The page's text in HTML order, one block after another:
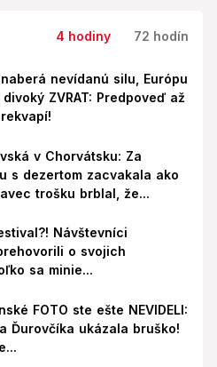
4 hodiny 72 hodín
nevídanú silu, Európu
ZVRAT: Predpoveď až
v Chorvátsku: Za
s dezertom zacvakala ako
trošku brblal, že...
Návštevníci
o svojich
sa minie...
FOTO ste ešte NEVIDELI:
Ďurovčíka ukázala bruško!